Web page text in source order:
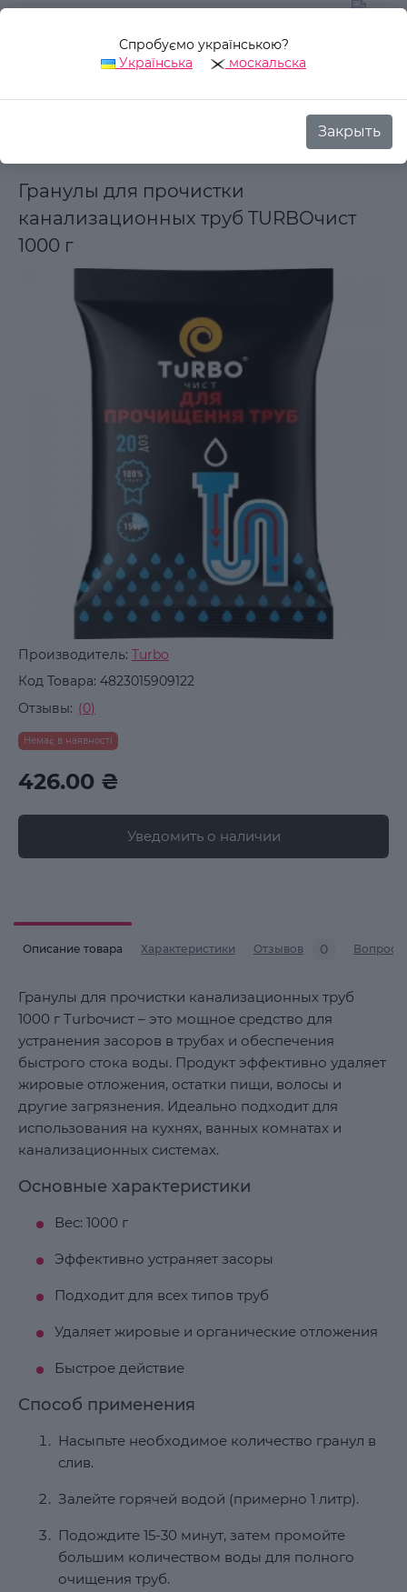
Бытовая химия
Спробуємо українською?
Українська
москальска
Закрыть
Гранулы для прочистки
канализационных труб TURBOчист
1000 г
Производитель: Turbo
Код Товара: 4823015909122
Отзывы: (0)
Немає в наявності
426.00 ₴
Уведомить о наличии
Описание товара Характеристики Отзывов 0 Вопросы
Гранулы для прочистки канализационных труб
1000 г Turboчист – это мощное средство для
устранения засоров в трубах и обеспечения
быстрого стока воды. Продукт эффективно удаляет
жировые отложения, остатки пищи, волосы и
другие загрязнения. Идеально подходит для
использования на кухнях, ванных комнатах и
канализационных системах.
Основные характеристики
Вес: 1000 г
Эффективно устраняет засоры
Подходит для всех типов труб
Удаляет жировые и органические отложения
Быстрое действие
Способ применения
Насыпьте необходимое количество гранул в
слив.
Залейте горячей водой (примерно 1 литр).
Подождите 15-30 минут, затем промойте
большим количеством воды для полного
очищения труб.